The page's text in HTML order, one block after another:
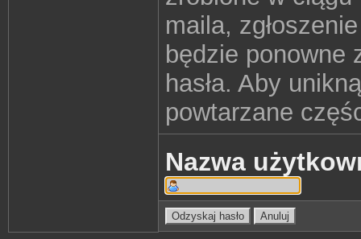
maila,
będzie ponowne
hasła. Aby
powtarzane
Nazwa